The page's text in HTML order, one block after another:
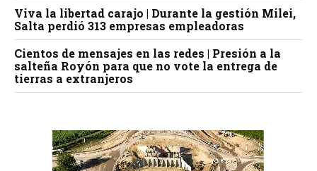
Viva la libertad carajo | Durante la gestión Milei,
Salta perdió 313 empresas empleadoras
Cientos de mensajes en las redes | Presión a la
salteña Royón para que no vote la entrega de
tierras a extranjeros